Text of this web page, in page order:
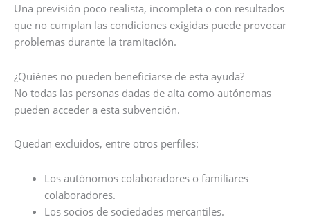
Una previsión poco realista, incompleta o con resultados
que no cumplan las condiciones exigidas puede provocar
problemas durante la tramitación.
¿Quiénes no pueden beneficiarse de esta ayuda?
No todas las personas dadas de alta como autónomas
pueden acceder a esta subvención.
Quedan excluidos, entre otros perfiles:
Los autónomos colaboradores o familiares
colaboradores.
Los socios de sociedades mercantiles.